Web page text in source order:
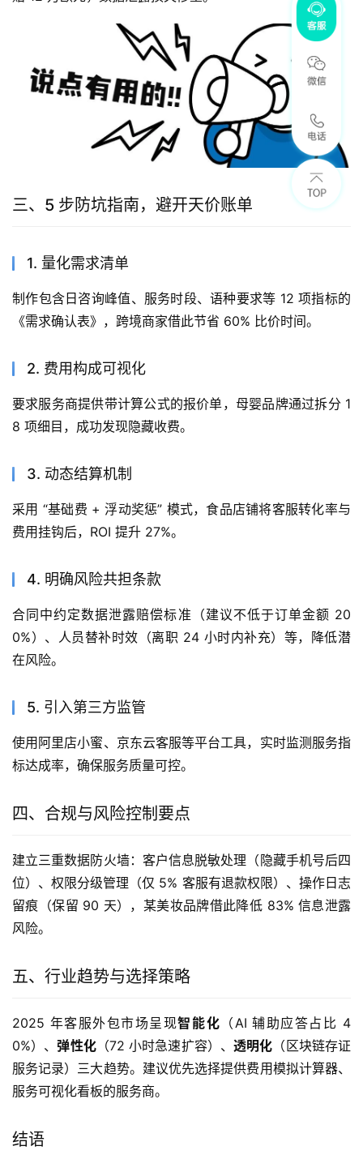
三、5 步防坑指南，避开天价账单
1. 量化需求清单
制作包含日咨询峰值、服务时段、语种要求等 12 项指标的
《需求确认表》，跨境商家借此节省 60% 比价时间。
2. 费用构成可视化
要求服务商提供带计算公式的报价单，母婴品牌通过拆分 1
8 项细目，成功发现隐藏收费。
3. 动态结算机制
采用 “基础费 + 浮动奖惩” 模式，食品店铺将客服转化率与
费用挂钩后，ROI 提升 27%。
4. 明确风险共担条款
合同中约定数据泄露赔偿标准（建议不低于订单金额 20
0%）、人员替补时效（离职 24 小时内补充）等，降低潜
在风险。
5. 引入第三方监管
使用阿里店小蜜、京东云客服等平台工具，实时监测服务指
标达成率，确保服务质量可控。
四、合规与风险控制要点
建立三重数据防火墙：客户信息脱敏处理（隐藏手机号后四
位）、权限分级管理（仅 5% 客服有退款权限）、操作日志
留痕（保留 90 天），某美妆品牌借此降低 83% 信息泄露
风险。
五、行业趋势与选择策略
2025 年客服外包市场呈现智能化 （AI 辅助应答占比 4
0%）、弹性化（72 小时急速扩容）、 透明化 （区块链存证
服务记录）三大趋势。建议优先选择提供费用模拟计算器、
服务可视化看板的服务商。
结语